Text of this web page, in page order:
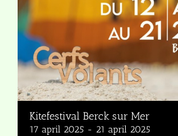
Kitefestival Berck sur Mer
17 april 2025 - 21 april 2025